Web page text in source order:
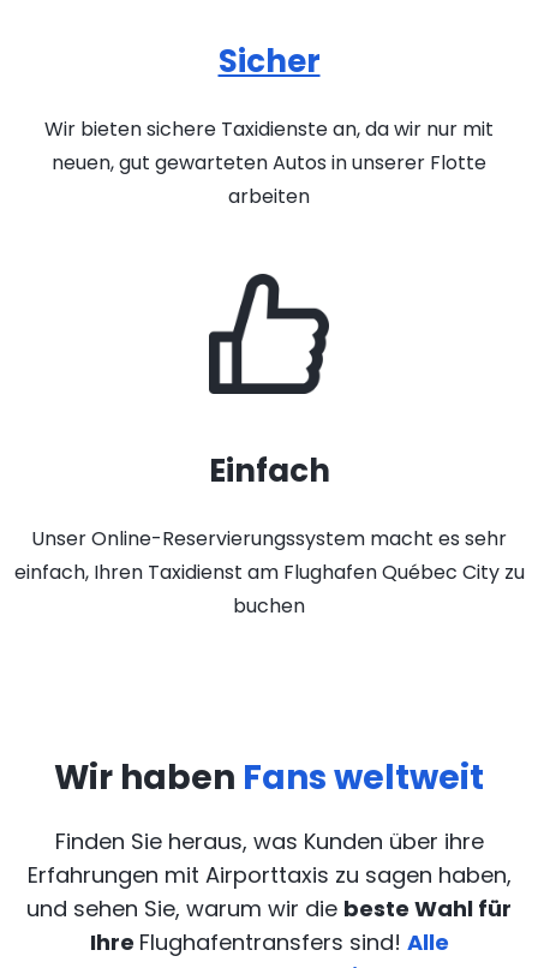
Sicher
Wir bieten sichere Taxidienste an, da wir nur mit
neuen, gut gewarteten Autos in unserer Flotte
arbeiten
Einfach
Unser Online-Reservierungssystem macht es sehr
einfach, Ihren Taxidienst am Flughafen Québec City zu
buchen
Wir haben Fans weltweit
Finden Sie heraus, was Kunden über ihre
Erfahrungen mit Airporttaxis zu sagen haben,
und sehen Sie, warum wir die beste Wahl für
Ihre Flughafentransfers sind! Alle